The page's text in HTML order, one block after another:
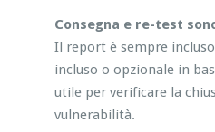
Consegna e re-test
Il report è sempre
incluso o opzionale in
utile per verificare la
vulnerabilità.